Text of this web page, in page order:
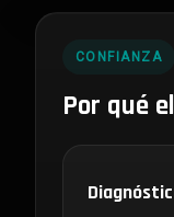
CONFIANZA
Por qué